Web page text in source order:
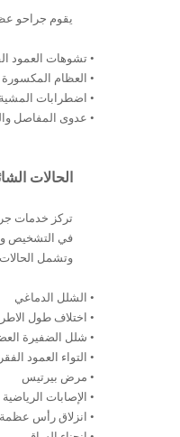
يقوم جراحو
• تشوهات العمود
• العظام المكسورة
• اضطرابات المشية
• عدوى المفاصل
الحالات
تركز خدمات
في التشخيص
وتشمل الحالات
• الشلل الدماغي
• اختلاف طول
• شلل الضفيرة
• التواء العمود
• مرض بيرتيس
• الإصابات الرياضية
• انزلاق رأس عظمة